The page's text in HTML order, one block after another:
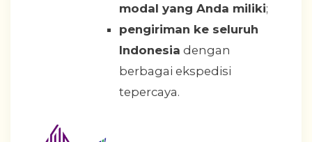
modal yang Anda miliki;
pengiriman ke seluruh
Indonesia dengan
berbagai ekspedisi
tepercaya.